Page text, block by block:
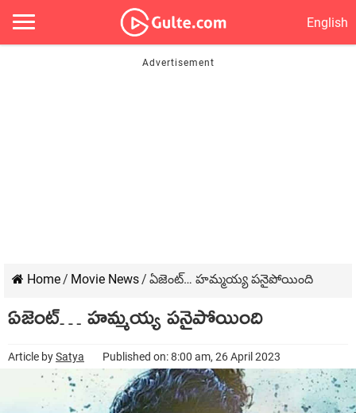
English
Home/ Movie News/ ఏజెంట్… హమ్మయ్య పనైపోయింది
ఏజెంట్… హమ్మయ్య పనైపోయింది
Article bySatya Published on: 8:00 am, 26 April 2023